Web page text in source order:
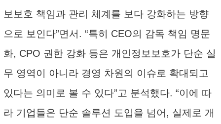
보보호 책임과 관리 체계를 보다 강화하는 방향
으로 보인다”면서. “특히 CEO의 감독 책임 명문
화, CPO 권한 강화 등은 개인정보보호가 단순 실
무 영역이 아니라 경영 차원의 이슈로 확대되고
있다는 의미로 볼 수 있다”고 분석했다. “이에 따
라 기업들은 단순 솔루션 도입을 넘어, 실제로 개